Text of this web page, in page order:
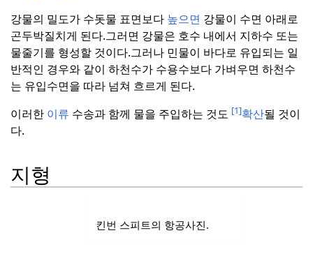
강물의 밀도가 수돗물 표면보다 높으면 강물이 수면 아래로
곤두박질치게 된다.그러면 강물은 호수 내에서 지하수 또는
물줄기를 형성할 것이다.그러나 민물이 바다로 유입되는 일
반적인 경우와 같이 하천수가 수용수보다 가벼우면 하천수
는 유입수면을 따라 넘쳐 흐르게 된다.
이러한 이류 수송과 함께 물을 주입하는 것도 [1]확산될 것이
다.
지형
킨번 스피트의 항공사진.